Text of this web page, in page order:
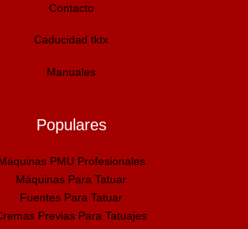
Contacto
Caducidad tktx
Manuales
Populares
PMU Profesionales
Máquinas Para Tatuar
Fuentes Para Tatuar
Previas Para Tatuajes